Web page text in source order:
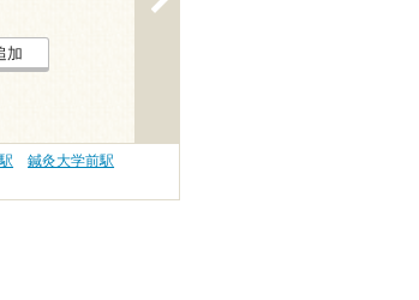
加
鍼灸大学前駅